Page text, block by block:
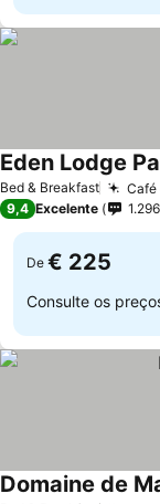
Bed & Breakfast Café
Eden Lodge
9,4 Excelente 1.296
De € 225
Consulte os
Domaine de